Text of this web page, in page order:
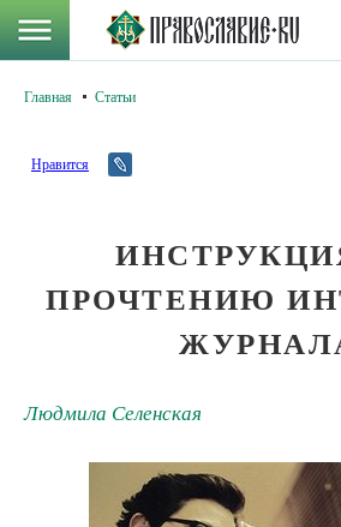
Главная Статьи
Нравится
ПРОЧТЕНИЮ
Людмила Селенская